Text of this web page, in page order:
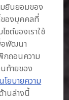
มยินยอมของ
ของบุคคลที่
ซต์ของเราใช้
อพัฒนา
ถอนความ
ท้ายของ
นโยบายความ
านล่างนี้